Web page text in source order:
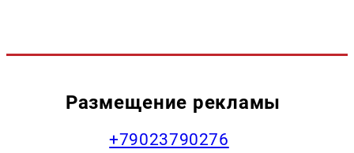
Размещение рекламы
+79023790276